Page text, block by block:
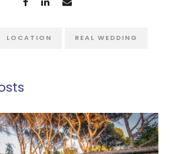
LOCATION REAL WEDDING